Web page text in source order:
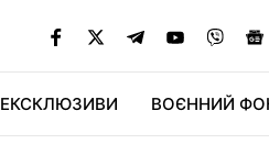
ЕКСКЛЮЗИВИ ВОЄННИЙ